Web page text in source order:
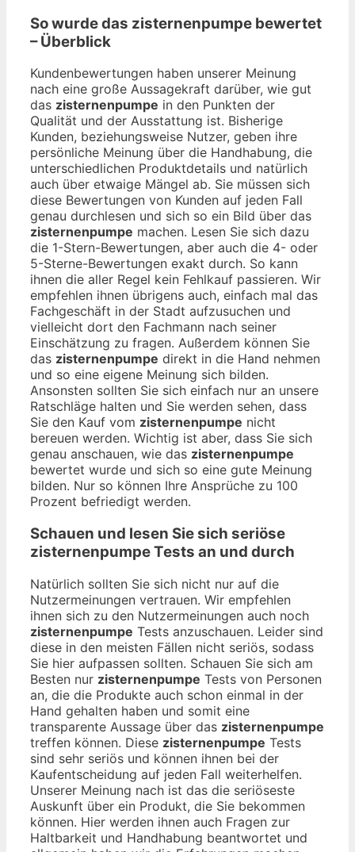
So wurde das zisternenpumpe bewertet
– Überblick
Kundenbewertungen haben unserer Meinung
nach eine große Aussagekraft darüber, wie gut
das zisternenpumpe in den Punkten der
Qualität und der Ausstattung ist. Bisherige
Kunden, beziehungsweise Nutzer, geben ihre
persönliche Meinung über die Handhabung, die
unterschiedlichen Produktdetails und natürlich
auch über etwaige Mängel ab. Sie müssen sich
diese Bewertungen von Kunden auf jeden Fall
genau durchlesen und sich so ein Bild über das
zisternenpumpe machen. Lesen Sie sich dazu
die 1-Stern-Bewertungen, aber auch die 4- oder
5-Sterne-Bewertungen exakt durch. So kann
ihnen die aller Regel kein Fehlkauf passieren. Wir
empfehlen ihnen übrigens auch, einfach mal das
Fachgeschäft in der Stadt aufzusuchen und
vielleicht dort den Fachmann nach seiner
Einschätzung zu fragen. Außerdem können Sie
das zisternenpumpe direkt in die Hand nehmen
und so eine eigene Meinung sich bilden.
Ansonsten sollten Sie sich einfach nur an unsere
Ratschläge halten und Sie werden sehen, dass
Sie den Kauf vom zisternenpumpe nicht
bereuen werden. Wichtig ist aber, dass Sie sich
genau anschauen, wie das zisternenpumpe
bewertet wurde und sich so eine gute Meinung
bilden. Nur so können Ihre Ansprüche zu 100
Prozent befriedigt werden.
Schauen und lesen Sie sich seriöse
zisternenpumpeTests an und durch
Natürlich sollten Sie sich nicht nur auf die
Nutzermeinungen vertrauen. Wir empfehlen
ihnen sich zu den Nutzermeinungen auch noch
zisternenpumpe Tests anzuschauen. Leider sind
diese in den meisten Fällen nicht seriös, sodass
Sie hier aufpassen sollten. Schauen Sie sich am
Besten nur zisternenpumpe Tests von Personen
an, die die Produkte auch schon einmal in der
Hand gehalten haben und somit eine
transparente Aussage über das zisternenpumpe
treffen können. Diese zisternenpumpe Tests
sind sehr seriös und können ihnen bei der
Kaufentscheidung auf jeden Fall weiterhelfen.
Unserer Meinung nach ist das die seriöseste
Auskunft über ein Produkt, die Sie bekommen
können. Hier werden ihnen auch Fragen zur
Haltbarkeit und Handhabung beantwortet und